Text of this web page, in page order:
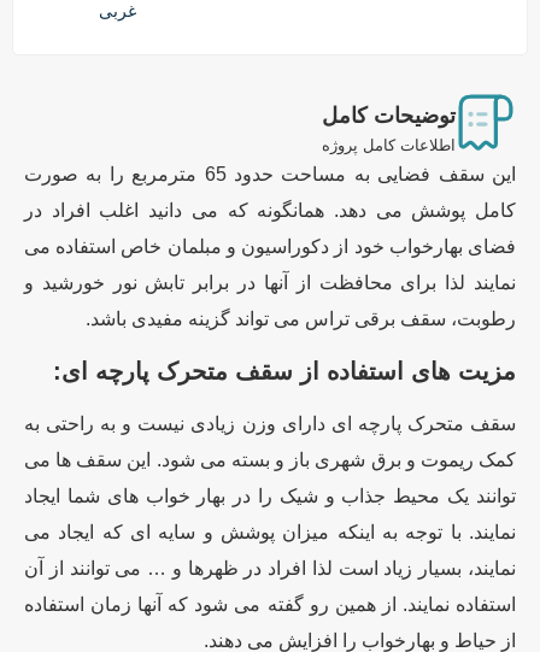
غربی
توضیحات کامل
اطلاعات کامل پروژه
این سقف فضایی به مساحت حدود 65 مترمربع را به صورت
کامل پوشش می دهد. همانگونه که می دانید اغلب افراد در
فضای بهارخواب خود از دکوراسیون و مبلمان خاص استفاده می
نمایند لذا برای محافظت از آنها در برابر تابش نور خورشید و
رطوبت، سقف برقی تراس می تواند گزینه مفیدی باشد.
مزیت های استفاده از سقف متحرک پارچه ای:
سقف متحرک پارچه ای دارای وزن زیادی نیست و به راحتی به
کمک ریموت و برق شهری باز و بسته می شود. این سقف ها می
توانند یک محیط جذاب و شیک را در بهار خواب های شما ایجاد
نمایند. با توجه به اینکه میزان پوشش و سایه ای که ایجاد می
نمایند، بسیار زیاد است لذا افراد در ظهرها و … می توانند از آن
استفاده نمایند. از همین رو گفته می شود که آنها زمان استفاده
از حیاط و بهارخواب را افزایش می دهند.